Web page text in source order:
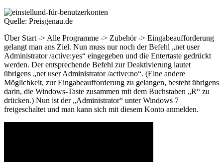
Quelle: Preisgenau.de
Über Start -> Alle Programme -> Zubehör -> Eingabeaufforderung
gelangt man ans Ziel. Nun muss nur noch der Befehl „net user
Administrator /active:yes“ eingegeben und die Entertaste gedrückt
werden. Der entsprechende Befehl zur Deaktivierung lautet
übrigens „net user Administrator /active:no“. (Eine andere
Möglichkeit, zur Eingabeaufforderung zu gelangen, besteht übrigens
darin, die Windows-Taste zusammen mit dem Buchstaben „R“ zu
drücken.) Nun ist der „Administrator“ unter Windows 7
freigeschaltet und man kann sich mit diesem Konto anmelden.